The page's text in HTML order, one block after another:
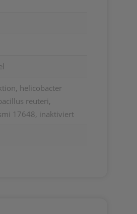
helicobacter
reuteri,
17648, inaktiviert